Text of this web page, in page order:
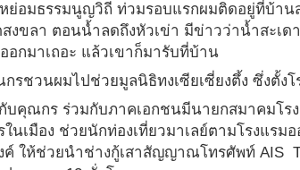
ย่อมธรรมนูญวิถี ท่วมรอบแรกผมติดอยู่ที่บ้า
งขลา ตอนน้ำลดถึงหัวเข่า มีข่าวว่าน้ำสะเ
กมาเถอะ แล้วเขาก็มารับที่บ้าน
ชวนผมไปช่วยมูลนิธิทงเซียเซี่ยงตึ้ง ซึ่งตั้งโ
คุณกร ร่วมกับภาคเอกชนมีนายกสมาคมโร
นเมือง ช่วยนักท่องเที่ยวมาเลย์ตามโรงแ
ให้ช่วยนำช่างกู้เสาสัญญาณโทรศัพท์ AIS